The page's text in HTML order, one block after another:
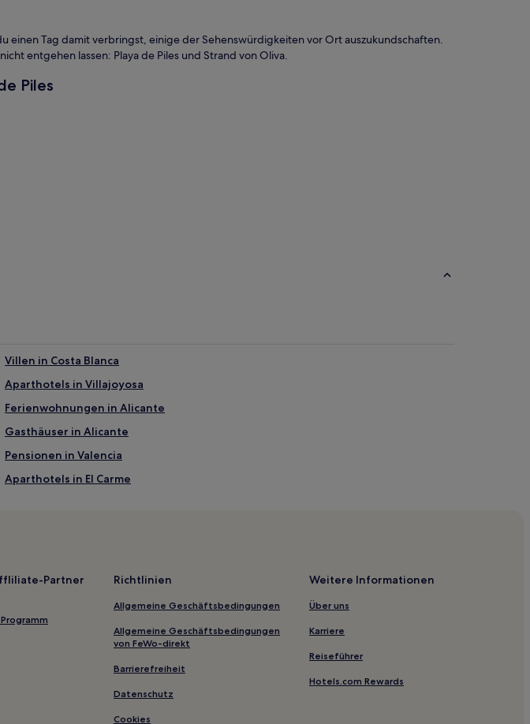
einen Tag damit verbringst, einige der Sehenswürdigkeiten vor Ort auszukundschaften.
entgehen lassen: Playa de Piles und Strand von Oliva.
Piles
Villen in Costa Blanca
Aparthotels in Villajoyosa
Ferienwohnungen in Alicante
Gasthäuser in Alicante
Pensionen in Valencia
Aparthotels in El Carme
Aparthotels in Benidorm
Villen in Alicante
3-Sterne-Hotels in La Playa de la Torre de Piles
3-Sterne-Hotels in Jávea
Hotels mit Parkplatz in Pedreguer
Partner
Richtlinien
Allgemeine Geschäftsbedingungen
Allgemeine Geschäftsbedingungen
von FeWo-direkt
Barrierefreiheit
Datenschutz
Cookies
Weitere Informationen
Über uns
Karriere
Reiseführer
Hotels.com Rewards